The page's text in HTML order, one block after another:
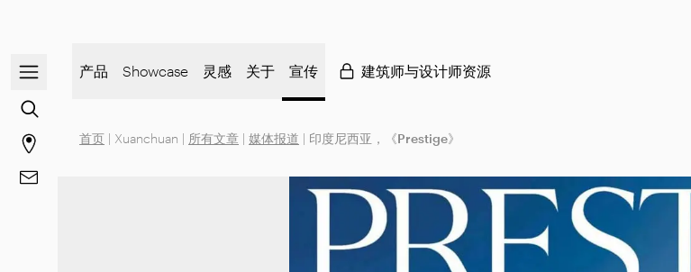
打开/关闭导航菜单
前往内容搜索
前往商店页面
前往 联系方式
产品 Showcase 灵感 关于 宣传 建筑师与设计师资源
首页 | Xuanchuan | 所有文章 | 媒体报道 | 印度尼西亚，《Prestige》